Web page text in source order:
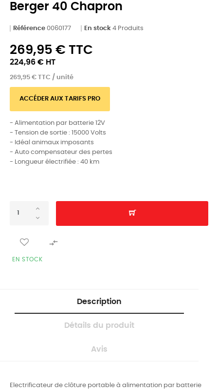
Berger 40 Chapron
Référence 0060177 En stock 4 Produits
269,95 € TTC
224,96 € HT
269,95 € TTC / unité
ACCÉDER AUX TARIFS PRO
- Alimentation par batterie 12V
- Tension de sortie : 15000 Volts
- Idéal animaux imposants
- Auto compensateur des pertes
- Longueur électrifiée : 40 km

EN STOCK
Description
Détails du produit
Avis
Electrificateur de clôture portable à alimentation par batterie